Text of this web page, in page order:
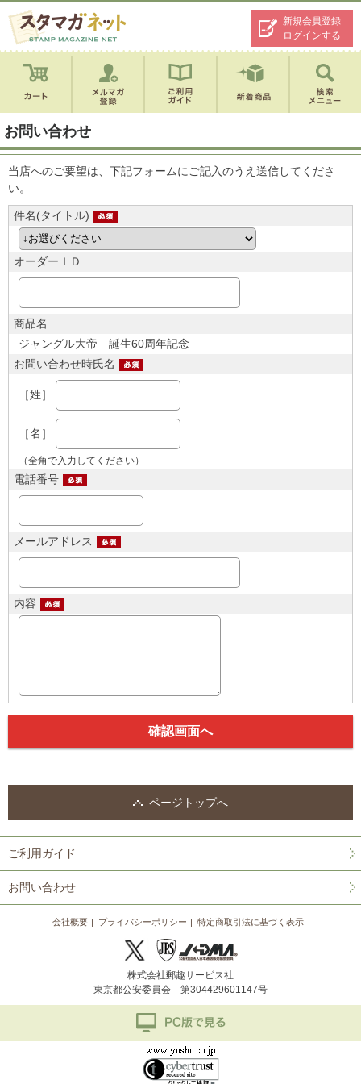
新規会員登録
ログインする
お問い合わせ
当店へのご要望は、下記フォームにご記入のうえ送信してくださ
い。
件名(タイトル)
オーダーＩＤ
商品名
ジャングル大帝 誕生60周年記念
お問い合わせ時氏名
［姓］
［名］
（全角で入力してください）
電話番号
メールアドレス
内容
ページトップへ
ご利用ガイド
お問い合わせ
会社概要 プライバシーポリシー 特定商取引法に基づく表示
株式会社郵趣サービス社
東京都公安委員会 第304429601147号